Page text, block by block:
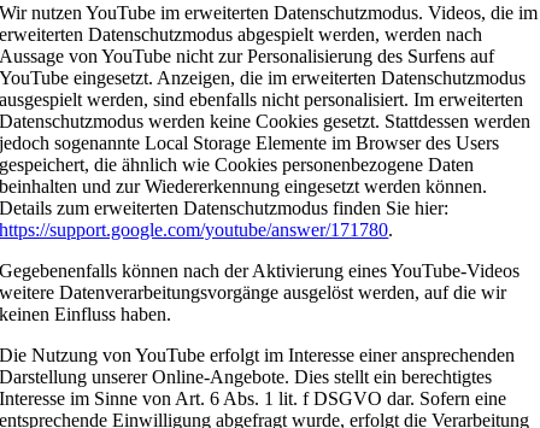
Wir nutzen YouTube im erweiterten Datenschutzmodus. Videos, die im
erweiterten Datenschutzmodus abgespielt werden, werden nach
Aussage von YouTube nicht zur Personalisierung des Surfens auf
YouTube eingesetzt. Anzeigen, die im erweiterten Datenschutzmodus
ausgespielt werden, sind ebenfalls nicht personalisiert. Im erweiterten
Datenschutzmodus werden keine Cookies gesetzt. Stattdessen werden
jedoch sogenannte Local Storage Elemente im Browser des Users
gespeichert, die ähnlich wie Cookies personenbezogene Daten
beinhalten und zur Wiedererkennung eingesetzt werden können.
Details zum erweiterten Datenschutzmodus finden Sie hier:
https://support.google.com/youtube/answer/171780.
Gegebenenfalls können nach der Aktivierung eines YouTube-Videos
weitere Datenverarbeitungsvorgänge ausgelöst werden, auf die wir
keinen Einfluss haben.
Die Nutzung von YouTube erfolgt im Interesse einer ansprechenden
Darstellung unserer Online-Angebote. Dies stellt ein berechtigtes
Interesse im Sinne von Art. 6 Abs. 1 lit. f DSGVO dar. Sofern eine
entsprechende Einwilligung abgefragt wurde, erfolgt die Verarbeitung